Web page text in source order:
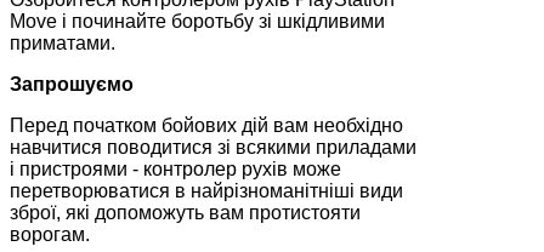
Move і починайте боротьбу зі шкідливими
приматами.
Запрошуємо
Перед початком бойових дій вам необхідно
навчитися поводитися зі всякими приладами
і пристроями - контролер рухів може
перетворюватися в найрізноманітніші види
зброї, які допоможуть вам протистояти
ворогам.